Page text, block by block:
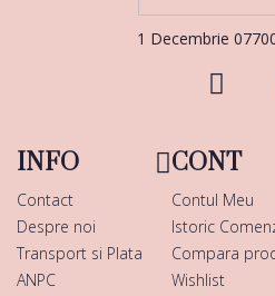
1 Decembrie
INFO
Contact
Despre noi
Transport si Plata
ANPC
CONT
Contul Meu
Istoric
Compara
Wishlist